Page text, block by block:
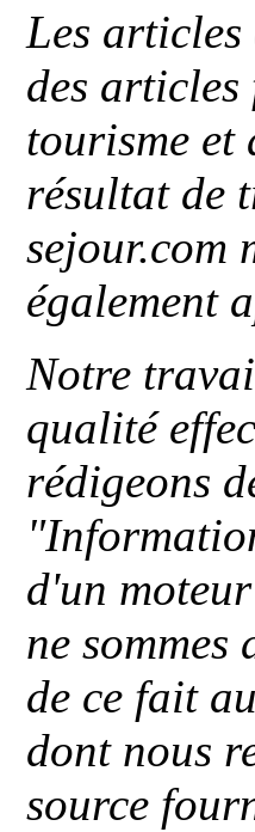
Les
des articles
tourisme et
résultat de
sejour.com
également
Notre
qualité
rédigeons
"
d'un
ne
de ce fait
dont nous
source